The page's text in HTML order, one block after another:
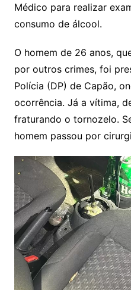
Médico para realizar
consumo de álcool.
O homem de 26 anos,
por outros crimes, foi
Polícia (DP) de Capão,
ocorrência. Já a vítima,
fraturando o tornozelo.
homem passou por